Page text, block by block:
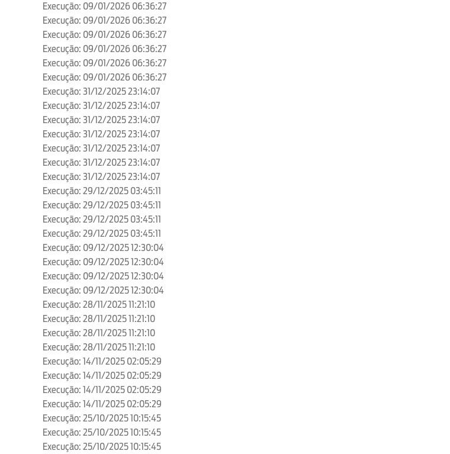
Execução: 09/01/2026 06:36:27
Execução: 09/01/2026 06:36:27
Execução: 09/01/2026 06:36:27
Execução: 09/01/2026 06:36:27
Execução: 09/01/2026 06:36:27
Execução: 09/01/2026 06:36:27
Execução: 31/12/2025 23:14:07
Execução: 31/12/2025 23:14:07
Execução: 31/12/2025 23:14:07
Execução: 31/12/2025 23:14:07
Execução: 31/12/2025 23:14:07
Execução: 31/12/2025 23:14:07
Execução: 31/12/2025 23:14:07
Execução: 29/12/2025 03:45:11
Execução: 29/12/2025 03:45:11
Execução: 29/12/2025 03:45:11
Execução: 29/12/2025 03:45:11
Execução: 09/12/2025 12:30:04
Execução: 09/12/2025 12:30:04
Execução: 09/12/2025 12:30:04
Execução: 09/12/2025 12:30:04
Execução: 28/11/2025 11:21:10
Execução: 28/11/2025 11:21:10
Execução: 28/11/2025 11:21:10
Execução: 28/11/2025 11:21:10
Execução: 14/11/2025 02:05:29
Execução: 14/11/2025 02:05:29
Execução: 14/11/2025 02:05:29
Execução: 14/11/2025 02:05:29
Execução: 25/10/2025 10:15:45
Execução: 25/10/2025 10:15:45
Execução: 25/10/2025 10:15:45